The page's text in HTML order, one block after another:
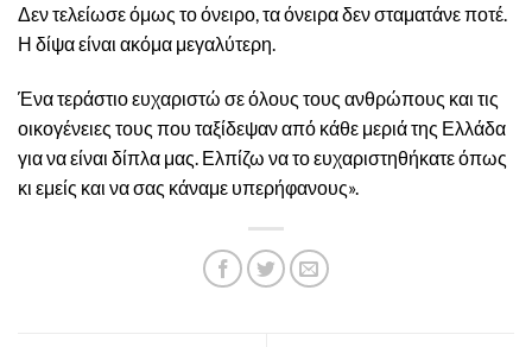
Δεν τελείωσε όμως το όνειρο, τα όνειρα δεν σταματάνε ποτέ.
Η δίψα είναι ακόμα μεγαλύτερη.
Ένα τεράστιο ευχαριστώ σε όλους τους ανθρώπους και τις
οικογένειες τους που ταξίδεψαν από κάθε μεριά της Ελλάδα
για να είναι δίπλα μας. Ελπίζω να το ευχαριστηθήκατε όπως
κι εμείς και να σας κάναμε υπερήφανους».